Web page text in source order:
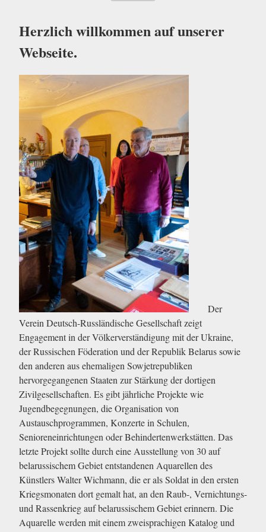
Start
Termine
Partnerstadt
Verein
Kontakt
Herzlich willkommen auf unserer
Webseite.
Der
Verein Deutsch-Russländische Gesellschaft zeigt
Engagement in der Völkerverständigung mit der Ukraine,
der Russischen Föderation und der Republik Belarus sowie
den anderen aus ehemaligen Sowjetrepubliken
hervorgegangenen Staaten zur Stärkung der dortigen
Zivilgesellschaften. Es gibt jährliche Projekte wie
Jugendbegegnungen, die Organisation von
Austauschprogrammen, Konzerte in Schulen,
Senioreneinrichtungen oder Behindertenwerkstätten. Das
letzte Projekt sollte durch eine Ausstellung von 30 auf
belarussischem Gebiet entstandenen Aquarellen des
Künstlers Walter Wichmann, die er als Soldat in den ersten
Kriegsmonaten dort gemalt hat, an den Raub-, Vernichtungs-
und Rassenkrieg auf belarussischem Gebiet erinnern. Die
Aquarelle werden mit einem zweisprachigen Katalog und